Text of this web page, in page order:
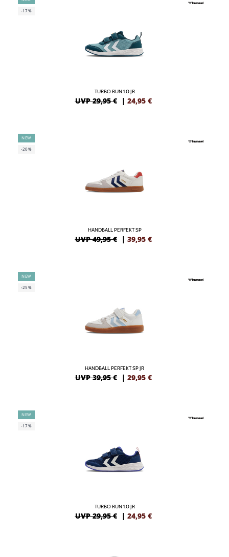
-17%
TURBO RUN 1.0 JR
UVP 29,95 € | 24,95 €
NEW
-20%
HANDBALL PERFEKT SP
UVP 49,95 € | 39,95 €
NEW
-25%
HANDBALL PERFEKT SP JR
UVP 39,95 € | 29,95 €
NEW
-17%
TURBO RUN 1.0 JR
UVP 29,95 € | 24,95 €